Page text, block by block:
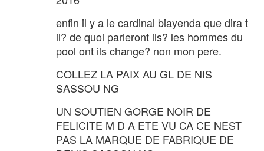
enfin il y a le cardinal biayenda que dira t
il? de quoi parleront ils? les hommes du
pool ont ils change? non mon pere.
COLLEZ LA PAIX AU GL DE NIS
SASSOU NG
UN SOUTIEN GORGE NOIR DE
FELICITE M D A ETE VU CA CE NEST
PAS LA MARQUE DE FABRIQUE DE